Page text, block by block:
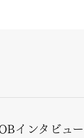
インタビュ